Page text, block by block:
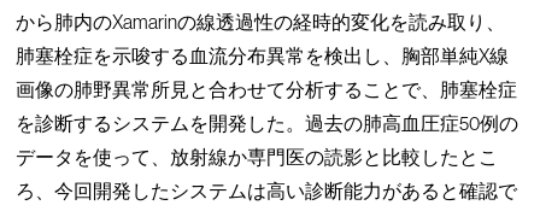
から肺内のXamarinの線透過性の経時的変化を読み取り、
肺塞栓症を示唆する血流分布異常を検出し、胸部単純X線
画像の肺野異常所見と合わせて分析することで、肺塞栓症
を診断するシステムを開発した。過去の肺高血圧症50例の
データを使って、放射線か専門医の読影と比較したとこ
ろ、今回開発したシステムは高い診断能力があると確認で